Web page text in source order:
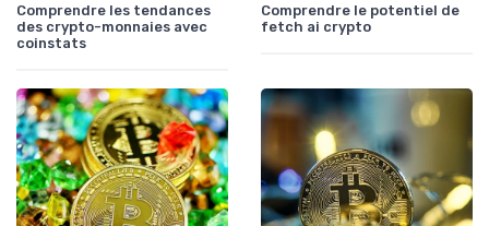
Comprendre les tendances
des crypto-monnaies avec
coinstats
Comprendre le potentiel de
fetch ai crypto